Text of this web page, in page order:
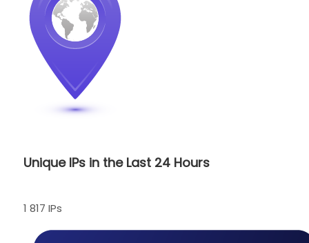
Unique IPs in the Last 24 Hours
1 817 IPs